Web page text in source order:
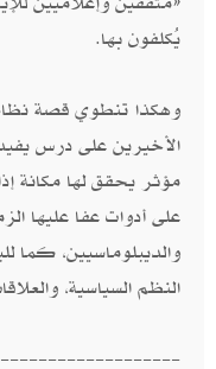
يُكلفون بها.
وهكذا تنطوي قصة
الأخيرين على درس يفيد
مؤثر يحقق لها مكانة
على أدوات عفا عليها
والديبلوماسيين، كما
النظم السياسية،